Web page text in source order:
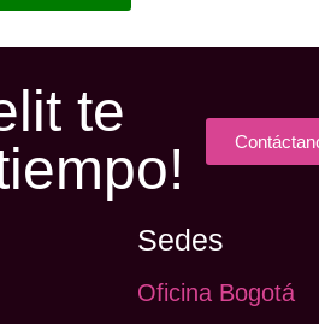
Sedes
Oficina Bogotá
te